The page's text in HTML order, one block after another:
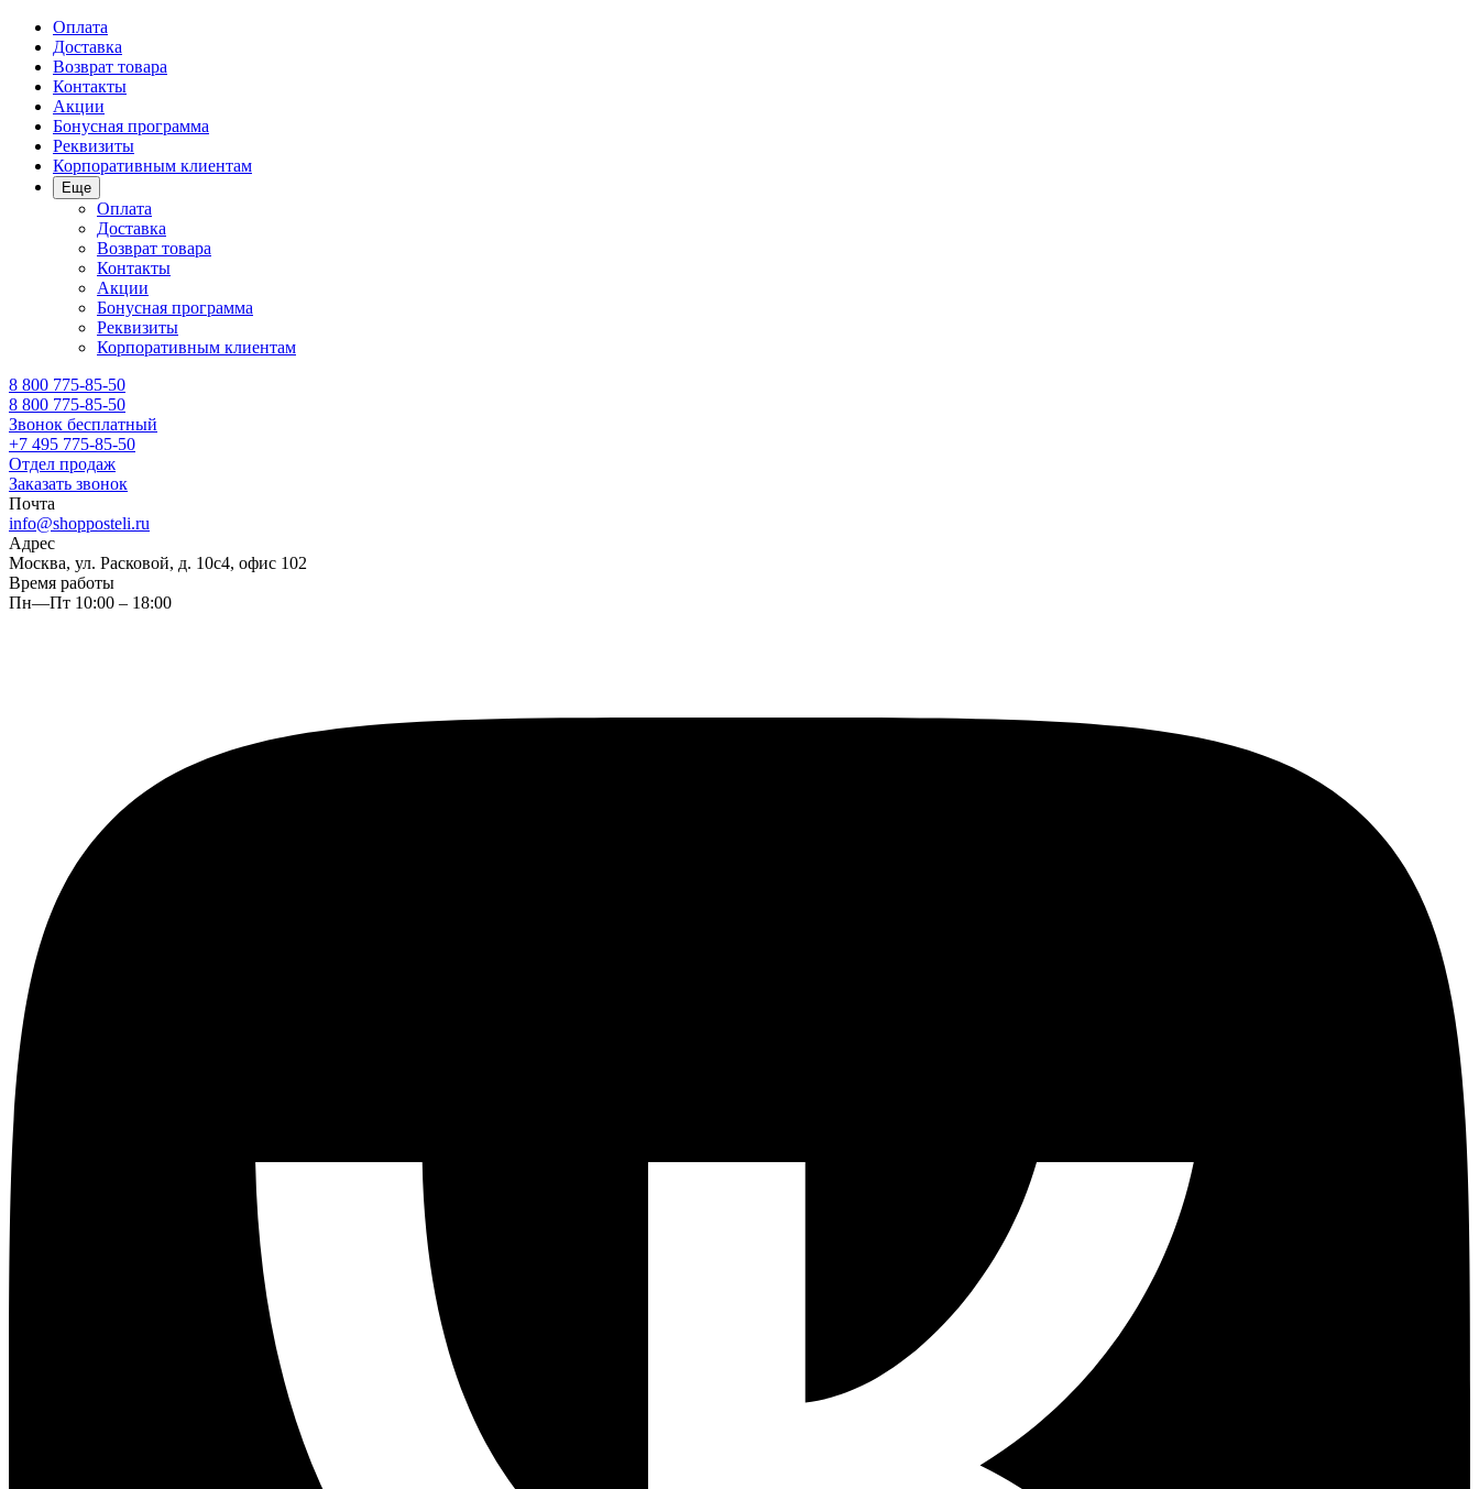
Оплата
Доставка
Возврат товара
Контакты
Акции
Бонусная программа
Реквизиты
Корпоративным клиентам
Еще
Оплата
Доставка
Возврат товара
Контакты
Акции
Бонусная программа
Реквизиты
Корпоративным клиентам
8 800 775-85-50
8 800 775-85-50
Звонок бесплатный
+7 495 775-85-50
Отдел продаж
Заказать звонок
Почта
info@shopposteli.ru
Адрес
Москва, ул. Расковой, д. 10с4, офис 102
Время работы
Пн—Пт 10:00 – 18:00